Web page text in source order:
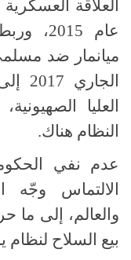
العلاقة
عام
ميانمار ضد
العليا
النظام هناك.
عدم نفي
الالتماس وجّه
والعالم، إلى
بيع السلاح